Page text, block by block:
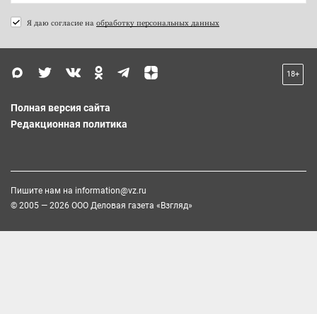
Я даю согласие на обработку персональных данных
18+
Полная версия сайта
Редакционная политика
Пишите нам на information@vz.ru
© 2005 — 2026 ООО Деловая газета «Взгляд»